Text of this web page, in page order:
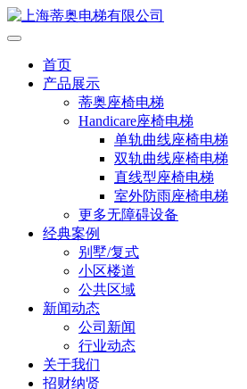
首页
产品展示
蒂奥座椅电梯
Handicare座椅电梯
单轨曲线座椅电梯
双轨曲线座椅电梯
直线型座椅电梯
室外防雨座椅电梯
更多无障碍设备
经典案例
别墅/复式
小区楼道
公共区域
新闻动态
公司新闻
行业动态
关于我们
招财纳贤